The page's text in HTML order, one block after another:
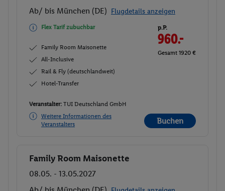
Ab/ bis München (DE) Flugdetails anzeigen
Flex Tarif zubuchbar
Family Room Maisonette
All-Inclusive
Rail & Fly (deutschlandweit)
Hotel-Transfer
p.P.
960.-
Gesamt 1920 €
Veranstalter: TUI Deutschland GmbH
Weitere Informationen des
Veranstalters
Buchen
Buchen
Family Room Maisonette
08.05. - 13.05.2027